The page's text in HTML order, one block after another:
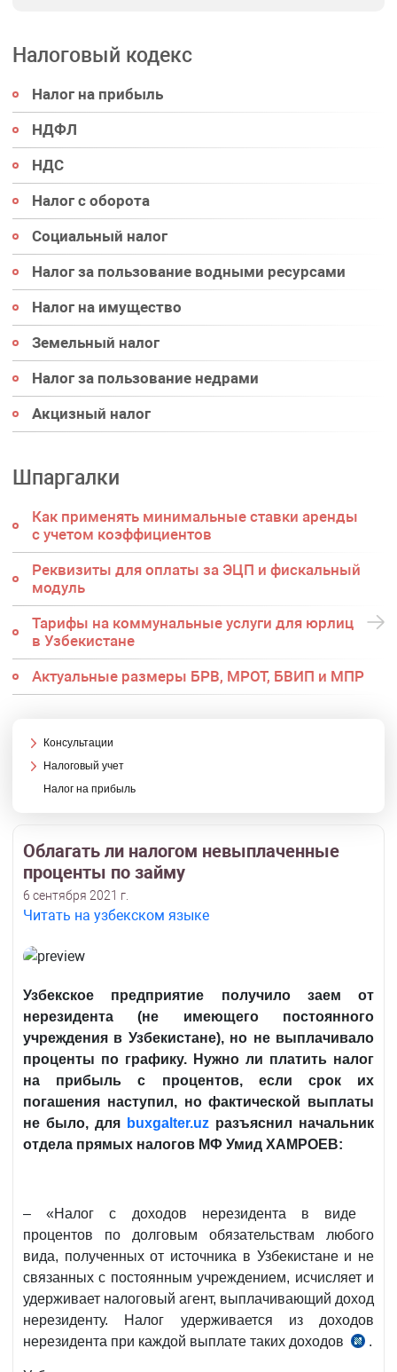
Налоговый кодекс
Налог на прибыль
НДФЛ
НДС
Налог с оборота
Социальный налог
Налог за пользование водными ресурсами
Налог на имущество
Земельный налог
Налог за пользование недрами
Акцизный налог
Шпаргалки
Как применять минимальные ставки аренды
с учетом коэффициентов
Реквизиты для оплаты за ЭЦП и фискальный
модуль
Тарифы на коммунальные услуги для юрлиц
в Узбекистане
Актуальные размеры БРВ, МРОТ, БВИП и МПР
Консультации
Налоговый учет
Налог на прибыль
Облагать ли налогом невыплаченные
проценты по займу
6 сентября 2021 г.
Читать на узбекском языке
Узбекское предприятие получило заем от
нерезидента (не имеющего постоянного
учреждения в Узбекистане), но не выплачивало
проценты по графику. Нужно ли платить налог
на прибыль с процентов, если срок их
погашения наступил, но фактической выплаты
не было, для buxgalter.uz разъяснил начальник
отдела прямых налогов МФ Умид ХАМРОЕВ:
– «Налог с доходов нерезидента в виде
процентов по долговым обязательствам любого
вида, полученных от источника в Узбекистане и не
связанных с постоянным учреждением, исчисляет и
удерживает налоговый агент, выплачивающий доход
нерезиденту. Налог удерживается из доходов
нерезидента при каждой выплате таких доходов
ст.
.